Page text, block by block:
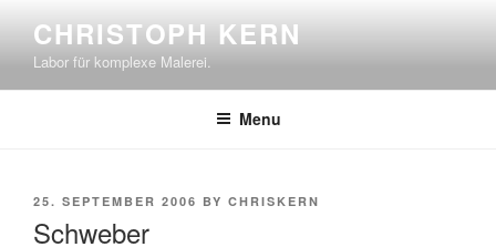
content
CHRISTOPH KERN
Labor für komplexe Malerei.
Menu
POSTED
25. SEPTEMBER 2006 BY CHRISKERN
Schweber